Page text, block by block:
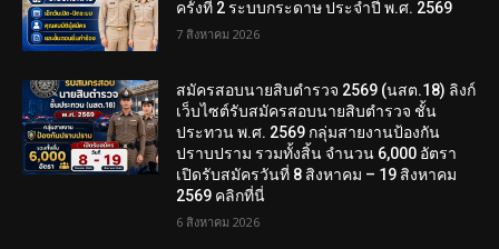
ครั้งที่ 2 ระบบกระดาษ ประจำปี พ.ศ. 2569
7 สิงหาคม 2026
สมัครสอบนายสิบตำรวจ 2569 (นสต.18) ลิงก์
เว็บไซต์รับสมัครสอบนายสิบตำรวจ ชั้น
ประทวน พ.ศ. 2569 กลุ่มสายงานป้องกัน
ปราบปราม รวมทั้งสิ้น จำนวน 6,000 อัตรา
เปิดรับสมัครวันที่ 8 สิงหาคม – 19 สิงหาคม
2569 คลิกที่นี่
6 สิงหาคม 2026